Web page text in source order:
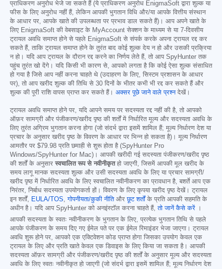
प्राधिकरण अनुरोध भेजे जा सकते हैं (ये प्राधिकरण अनुरोध EnigmaSoft द्वारा शुल्क या
फीस के लिए अनुरोध नहीं हैं, लेकिन आपकी भुगतान विधि और/या आपके वित्तीय संस्थान
के आधार पर, आपके खाते की उपलब्धता पर प्रभाव डाल सकते हैं)। आप अपने खाते के
लिए EnigmaSoft की वेबसाइट के MyAccount सेक्शन के माध्यम से या 7-दिवसीय
ट्रायल अवधि समाप्त होने से पहले EnigmaSoft से संपर्क करके अपना ट्रायल रद्द कर
सकते हैं, ताकि ट्रायल समाप्त होने के तुरंत बाद कोई शुल्क देय न हो और उसकी प्रक्रिया
न हो। यदि आप ट्रायल के दौरान रद्द करने का निर्णय लेते हैं, तो आप SpyHunter तक
पहुंच तुरंत खो देंगे। यदि किसी भी कारण से, आपको लगता है कि कोई ऐसा शुल्क संसाधित
हो गया है जिसे आप नहीं करना चाहते थे (उदाहरण के लिए, सिस्टम प्रशासन के आधार
पर), तो आप खरीद शुल्क की तिथि से 30 दिनों के भीतर कभी भी रद्द कर सकते हैं और
शुल्क की पूरी राशि वापस प्राप्त कर सकते हैं। अक्सर पूछे जाने वाले प्रश्नदेखें।
ट्रायल अवधि समाप्त होने पर, यदि आपने समय पर सदस्यता रद्द नहीं की है, तो आपको
ऑफ़र सामग्री और पंजीकरण/खरीद पृष्ठ की शर्तों में निर्धारित मूल्य और सदस्यता अवधि के
लिए तुरंत अग्रिम भुगतान करना होगा (जो संदर्भ द्वारा इसमें शामिल हैं; मूल्य निर्धारण देश या
प्रचार के अनुसार खरीद पृष्ठ के विवरण के आधार पर भिन्न हो सकता है)। मूल्य निर्धारण
आमतौर पर $79.98 प्रति छमाही से शुरू होता है (SpyHunter Pro
Windows/SpyHunter for Mac)। आपकी खरीदी गई सदस्यता पंजीकरण/खरीद पृष्ठ
की शर्तों के अनुसार स्वचालित रूप से नवीनीकृतहो जाएगी, जिसमें आपकी मूल खरीद के
समय लागू मानक सदस्यता शुल्क और उसी सदस्यता अवधि के लिए या प्रचार सामग्री/
खरीद पृष्ठ में निर्धारित अवधि के लिए स्वचालित नवीनीकरण का प्रावधान है, बशर्ते आप एक
निरंतर, निर्बाध सदस्यता उपयोगकर्ता हों। विवरण के लिए कृपया खरीद पृष्ठ देखें। ट्रायल
इन शर्तों, EULA/TOS,गोपनीयता/कुकी नीतिऔरछूट शर्तोंके प्रति आपकी सहमति के
अधीन है। यदि आप SpyHunter को अनइंस्टॉल करना चाहते हैं,तो जानें कैसे करें ।
आपकी सदस्यता के स्वतः नवीनीकरण के भुगतान के लिए, प्रत्येक भुगतान तिथि से पहले
आपके पंजीकरण के समय दिए गए ईमेल पते पर एक ईमेल रिमाइंडर भेजा जाएगा। ट्रायल
अवधि शुरू होने पर, आपको एक एक्टिवेशन कोड प्राप्त होगा जिसका उपयोग केवल एक
ट्रायल के लिए और प्रति खाते केवल एक डिवाइस के लिए किया जा सकता है। आपकी
सदस्यता ऑफ़र सामग्री और पंजीकरण/खरीद पृष्ठ की शर्तों के अनुसार मूल्य और सदस्यता
अवधि के लिए स्वतः नवीनीकृत हो जाएगी (जो संदर्भ द्वारा इसमें शामिल हैं; मूल्य निर्धारण देश